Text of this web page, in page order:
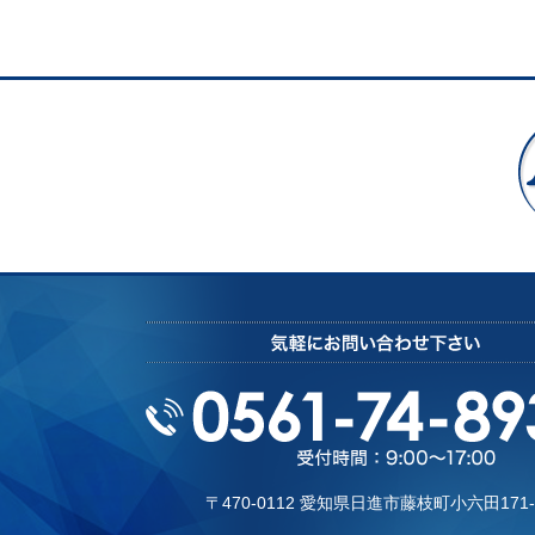
〒470-0112 愛知県⽇進市藤枝町⼩六⽥